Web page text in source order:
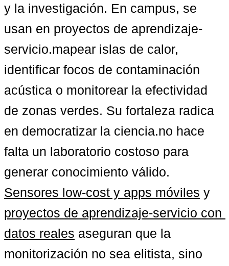
y la investigación. En campus, se
usan en proyectos de aprendizaje-
servicio.mapear islas de calor,
identificar focos de contaminación
acústica o monitorear la efectividad
de zonas verdes. Su fortaleza radica
en democratizar la ciencia.no hace
falta un laboratorio costoso para
Sensores low-cost y apps móviles
proyectos de aprendizaje-servicio con
datos reales aseguran que la
monitorización no sea elitista, sino